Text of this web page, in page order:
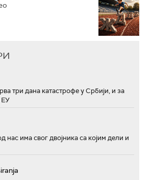
три дана катастрофе у Србији, и за
ЕУ
нас има свог двојника са којим дели и